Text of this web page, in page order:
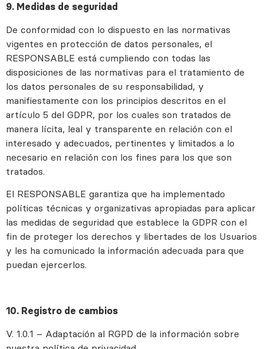
9. Medidas de seguridad
De conformidad con lo dispuesto en las normativas
vigentes en protección de datos personales, el
RESPONSABLE está cumpliendo con todas las
disposiciones de las normativas para el tratamiento de
los datos personales de su responsabilidad, y
manifiestamente con los principios descritos en el
artículo 5 del GDPR, por los cuales son tratados de
manera lícita, leal y transparente en relación con el
interesado y adecuados, pertinentes y limitados a lo
necesario en relación con los fines para los que son
tratados.
El RESPONSABLE garantiza que ha implementado
políticas técnicas y organizativas apropiadas para aplicar
las medidas de seguridad que establece la GDPR con el
fin de proteger los derechos y libertades de los Usuarios
y les ha comunicado la información adecuada para que
puedan ejercerlos.
10. Registro de cambios
V. 1.0.1 – Adaptación al RGPD de la información sobre